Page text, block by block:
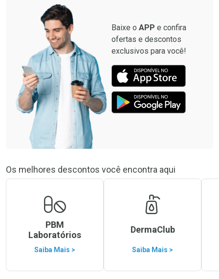
Baixe o APP e confira
ofertas e descontos
exclusivos para você!
Os melhores descontos você encontra aqui
PBM
Laboratórios
Saiba Mais >
DermaClub
Saiba Mais >